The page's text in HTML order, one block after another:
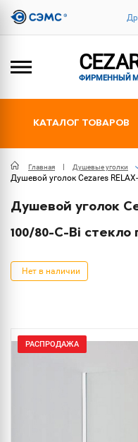
ФИРМЕННЫЙ
КАТАЛОГ ТОВАРОВ
Главная Душевые уголки
Душевой уголок Cezares
Душевой уголок
100/80-C-Bi стекло
Нет в наличии
РАСПРОДАЖА